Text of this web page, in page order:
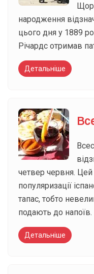
народження
цього дня у 1889
Річардс отримав
Детальніше
четвер червня.
популяризації
тапас, тобто
подають до напоїв.
Детальніше